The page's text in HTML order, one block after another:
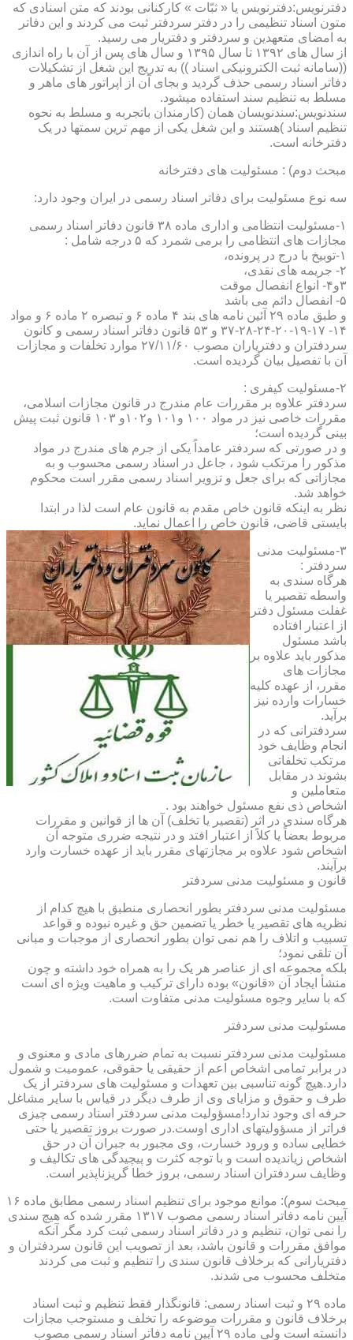
دفترنویس:دفترنویس یا « ثبّات » کارکنانی بودند که متن اسنادی که
متون اسناد تنظیمی را در دفتر سردفتر ثبت می کردند و این دفاتر
به امضای متعهدین و سردفتر و دفتریار می رسید.
از سال های ۱۳۹۲ تا سال ۱۳۹۵ و سال های پس از آن با راه اندازی
((سامانه ثبت الکترونیکی اسناد )) به تدریج این شغل از تشکیلات
دفاتر اسناد رسمی حذف گردید و بجای آن از اپراتور های ماهر و
مسلط به تنظیم سند استفاده میشود.
سندنویس:سندنویسان همان (کارمندان باتجربه و مسلط به نحوه
تنظیم اسناد )هستند و این شغل یکی از مهم ترین سمتها در یک
دفترخانه است.
مبحث دوم) : مسئولیت های دفترخانه
سه نوع مسئولیت برای دفاتر اسناد رسمی در ایران وجود دارد:
۱-مسئولیت انتظامی و اداری ماده ۳۸ قانون دفاتر اسناد رسمی
مجازات های انتظامی را برمی شمرد که ۵ درجه شامل :
۱-توبیخ با درج در پرونده،
۲- جریمه های نقدی،
۳و۴- انواع انفصال موقت
۵- انفصال دائم می باشد
و طبق ماده ۲۹ آئین نامه های بند ۴ ماده ۶ و تبصره ۲ ماده ۶ و مواد
۱۴- ۱۷-۱۹-۲۰-۲۴-۲۸-۳۷ و ۵۳ قانون دفاتر اسناد رسمی و کانون
سردفتران و دفتریاران مصوب ۲۷/۱۱/۶۰ موارد تخلفات و مجازات
آن با تفصیل بیان گردیده است.
۲-مسئولیت کیفری :
سردفتر علاوه بر مقررات عام مندرج در قانون مجازات اسلامی،
مقررات خاصی نیز در مواد ۱۰۰ و۱۰۱ و۱۰۲و ۱۰۳ قانون ثبت پیش
بینی گردیده است؛
و در صورتی که سردفتر عامداً یکی از جرم های مندرج در مواد
مذکور را مرتکب شود ، جاعل در اسناد رسمی محسوب و به
مجازاتی که برای جعل و تزویر اسناد رسمی مقرر است محکوم
خواهد شد.
نظر به اینکه قانون خاص مقدم به قانون عام است لذا در ابتدا
بایستی قاضی، قانون خاص را اعمال نماید.
۳-مسئولیت مدنی
سردفتر :
هرگاه سندی به
واسطه تقصیر یا
غفلت مسئول دفتر
از اعتبار افتاده
باشد مسئول
مذکور باید علاوه بر
مجازات های
مقرر، از عهده کلیه
خسارات وارده نیز
برآید.
سردفترانی که در
انجام وظایف خود
مرتکب تخلفاتی
بشوند در مقابل
متعاملین و
اشخاص ذی نفع مسئول خواهند بود .
هرگاه سندی در اثر (تقصیر یا تخلف) آن ها از قوانین و مقررات
مربوط بعضاً یا کلاً از اعتبار افتد و در نتیجه ضرری متوجه آن
اشخاص شود علاوه بر مجازتهای مقرر باید از عهده خسارت وارد
برآیند.
قانون و مسئولیت مدنی سردفتر
مسئولیت مدنی سردفتر بطور انحصاری منطبق با هیچ کدام از
نظریه های تقصیر یا خطر یا تضمین حق و غیره نبوده و قواعد
تسبیب و اتلاف را هم نمی توان بطور انحصاری از موجبات و مبانی
آن تلقی نمود؛
بلکه مجموعه ای از عناصر هر یک را به همراه خود داشته و چون
منشأ ایجاد آن «قانون» بوده دارای ترکیب و ماهیت ویژه ای است
که با سایر وجوه مسئولیت مدنی متفاوت است.
مسئولیت مدنی سردفتر
مسئولیت مدنی سردفتر نسبت به تمام ضررهای مادی و معنوی و
در برابر تمامی اشخاص اعم از حقیقی یا حقوقی، عمومیت و شمول
دارد.هیچ گونه تناسبی بین تعهدات و مسئولیت های سردفتر از یک
طرف و حقوق و مزایای وی از طرف دیگر در قیاس با سایر مشاغل
حرفه ای وجود ندارد!مسؤولیت مدنی سردفتر اسناد رسمی چیزی
فراتر از مسؤولیتهای اداری اوست.در صورت بروز تقصیر یا حتی
خطایی ساده و ورود خسارت، وی مجبور به جبران آن در حق
اشخاص زیاندیده است و با توجه کثرت و پیچیدگی های تکالیف و
وظایف سردفتران اسناد رسمی، بروز خطا گریزناپذیر است.
مبحث سوم): موانع موجود برای تنظیم اسناد رسمی مطابق ماده ۱۶
آیین نامه دفاتر اسناد رسمی مصوب ۱۳۱۷ مقرر شده که هیچ سندی
را نمی توان، تنظیم و در دفاتر اسناد رسمی ثبت کرد مگر آنکه
موافق مقررات و قانون باشد، بعد از تصویب این قانون سردفتران و
دفتریارانی که برخلاف قانون سندی را تنظیم و ثبت می کردند
متخلف محسوب می شدند.
ماده ۲۹ و ثبت اسناد رسمی: قانونگذار فقط تنظیم و ثبت اسناد
برخلاف قانون و مقررات موضوعه را تخلف و مستوجب مجازات
دانسته است ولی ماده ۲۹ آیین نامه دفاتر اسناد رسمی مصوب